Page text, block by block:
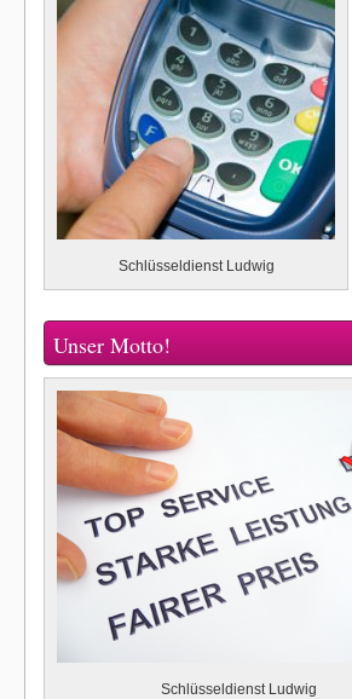
Schlüsseldienst Ludwig
Unser Motto!
Schlüsseldienst Ludwig